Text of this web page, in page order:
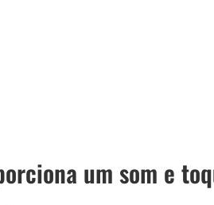
um som e